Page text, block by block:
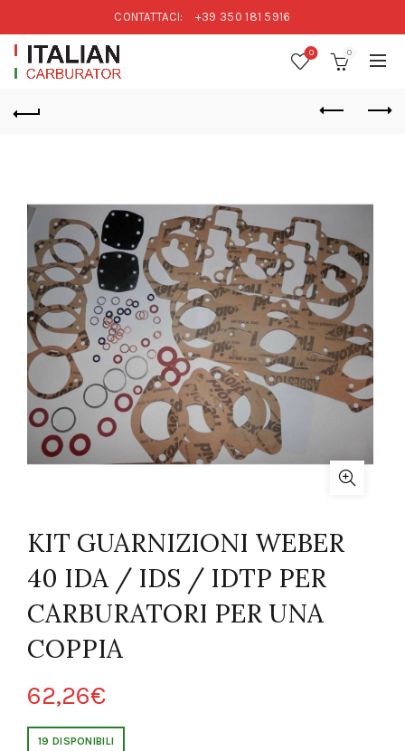
CONTATTACI: +39 350 181 5916
0 0
KIT GUARNIZIONI WEBER
40 IDA / IDS / IDTP PER
CARBURATORI PER UNA
COPPIA
62,26€
19 DISPONIBILI